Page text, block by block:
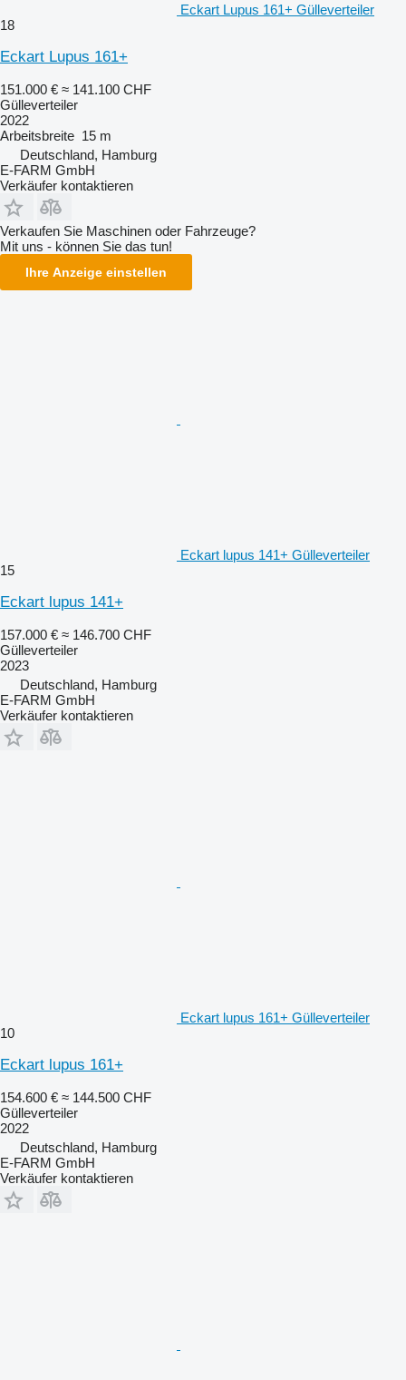
Eckart Lupus 161+ Gülleverteiler
18
Eckart Lupus 161+
151.000 € ≈ 141.100 CHF
Gülleverteiler
2022
Arbeitsbreite 15 m
Deutschland, Hamburg
E-FARM GmbH
Verkäufer kontaktieren
Verkaufen Sie Maschinen oder Fahrzeuge?
Mit uns - können Sie das tun!
Ihre Anzeige einstellen
Eckart lupus 141+ Gülleverteiler
15
Eckart lupus 141+
157.000 € ≈ 146.700 CHF
Gülleverteiler
2023
Deutschland, Hamburg
E-FARM GmbH
Verkäufer kontaktieren
Eckart lupus 161+ Gülleverteiler
10
Eckart lupus 161+
154.600 € ≈ 144.500 CHF
Gülleverteiler
2022
Deutschland, Hamburg
E-FARM GmbH
Verkäufer kontaktieren